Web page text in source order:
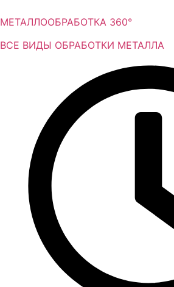
к
МЕТАЛЛООБРАБОТКА 360°
ВСЕ ВИДЫ ОБРАБОТКИ МЕТАЛЛА